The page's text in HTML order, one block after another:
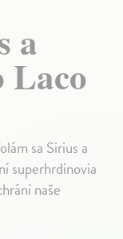
a
Laco
sa Sirius a
superhrdinovia
naše